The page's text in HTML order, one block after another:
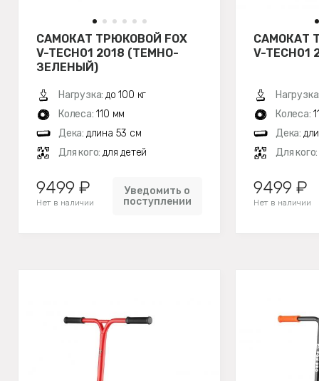
САМОКАТ ТРЮКОВОЙ FOX
V-TECH01 2018 (ТЕМНО-
ЗЕЛЕНЫЙ)
Нагрузка: до 100 кг
Колеса: 110 мм
Дека: длина 53 см
Для кого: для детей
9499 ₽
Нет в наличии
Уведомить о
поступлении
САМОКАТ
V-
Колеса:
Дека:
Для кого:
9499 ₽
Нет в наличии